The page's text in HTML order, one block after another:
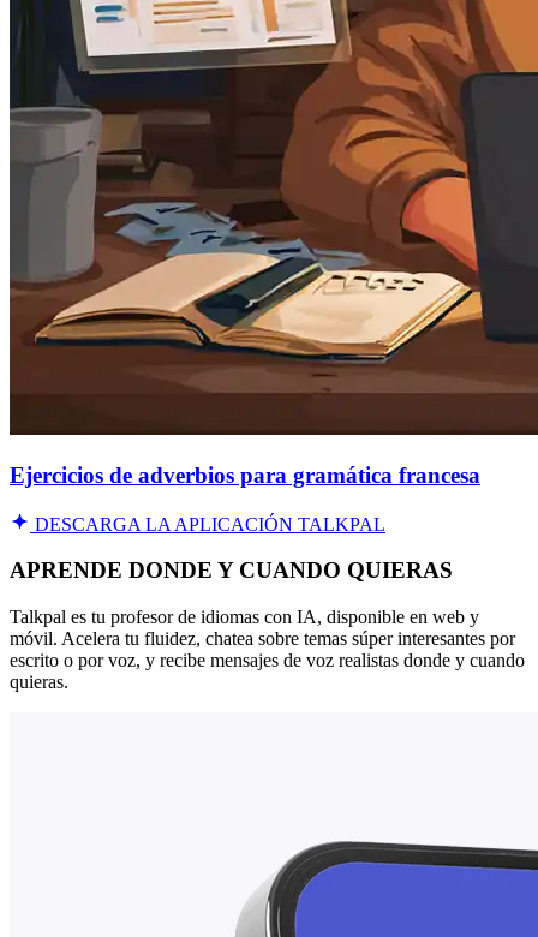
Ejercicios de adverbios para gramática francesa
DESCARGA LA APLICACIÓN TALKPAL
APRENDE DONDE Y CUANDO QUIERAS
Talkpal es tu profesor de idiomas con IA, disponible en web y
móvil. Acelera tu fluidez, chatea sobre temas súper interesantes por
escrito o por voz, y recibe mensajes de voz realistas donde y cuando
quieras.